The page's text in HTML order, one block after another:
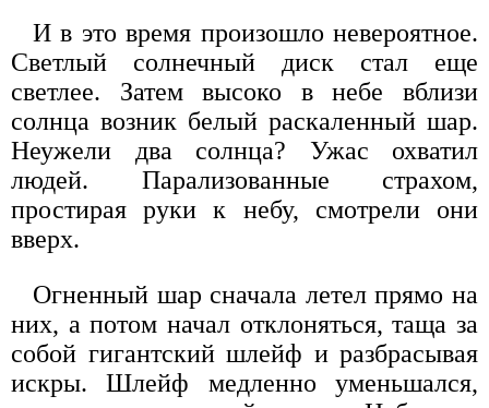
И в это время произошло невероятное.
Светлый солнечный диск стал еще
светлее. Затем высоко в небе вблизи
солнца возник белый раскаленный шар.
Неужели два солнца? Ужас охватил
людей. Парализованные страхом,
простирая руки к небу, смотрели они
вверх.
Огненный шар сначала летел прямо на
них, а потом начал отклоняться, таща за
собой гигантский шлейф и разбрасывая
искры. Шлейф медленно уменьшался,